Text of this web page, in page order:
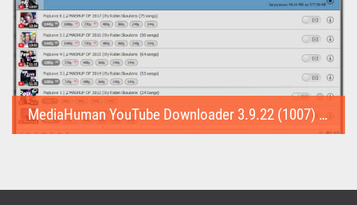
MediaHuman YouTube Downloader 3.9.22 (1007) (Repack & Portable)